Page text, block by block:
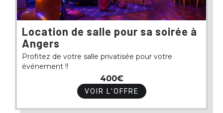
Location de salle pour sa soirée à
Angers
Profitez de votre salle privatisée pour votre
événement !!
400€
VOIR L'OFFRE